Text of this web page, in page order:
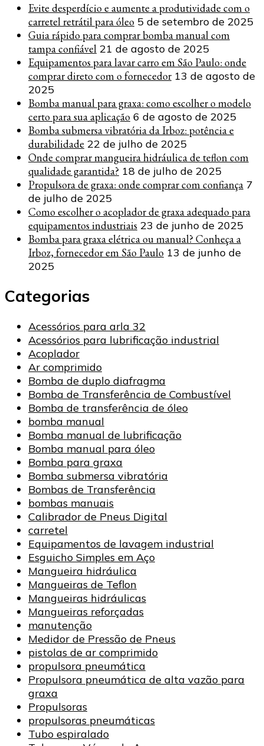
Evite desperdício e aumente a produtividade com o
carretel retrátil para óleo 5 de setembro de 2025
Guia rápido para comprar bomba manual com
tampa confiável 21 de agosto de 2025
Equipamentos para lavar carro em São Paulo: onde
comprar direto com o fornecedor 13 de agosto de
2025
Bomba manual para graxa: como escolher o modelo
certo para sua aplicação 6 de agosto de 2025
Bomba submersa vibratória da Irboz: potência e
durabilidade 22 de julho de 2025
Onde comprar mangueira hidráulica de teflon com
qualidade garantida? 18 de julho de 2025
Propulsora de graxa: onde comprar com confiança 7
de julho de 2025
Como escolher o acoplador de graxa adequado para
equipamentos industriais 23 de junho de 2025
Bomba para graxa elétrica ou manual? Conheça a
Irboz, fornecedor em São Paulo 13 de junho de
2025
Categorias
Acessórios para arla 32
Acessórios para lubrificação industrial
Acoplador
Ar comprimido
Bomba de duplo diafragma
Bomba de Transferência de Combustível
Bomba de transferência de óleo
bomba manual
Bomba manual de lubrificação
Bomba manual para óleo
Bomba para graxa
Bomba submersa vibratória
Bombas de Transferência
bombas manuais
Calibrador de Pneus Digital
carretel
Equipamentos de lavagem industrial
Esguicho Simples em Aço
Mangueira hidráulica
Mangueiras de Teflon
Mangueiras hidráulicas
Mangueiras reforçadas
manutenção
Medidor de Pressão de Pneus
pistolas de ar comprimido
propulsora pneumática
Propulsora pneumática de alta vazão para
graxa
Propulsoras
propulsoras pneumáticas
Tubo espiralado